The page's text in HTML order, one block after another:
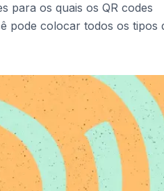
para os quais os QR codes
pode colocar todos os tipos